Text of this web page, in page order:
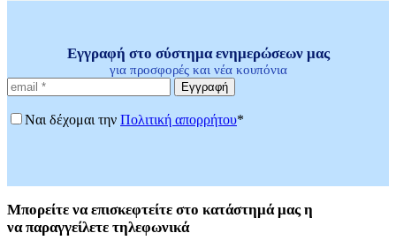
Εγγραφή στο σύστημα ενημερώσεων μας
για προσφορές και νέα κουπόνια
Εγγραφή
Ναι δέχομαι την Πολιτική απορρήτου*
Μπορείτε να επισκεφτείτε στο κατάστημά μας η
ναπαραγγείλετε τηλεφωνικά